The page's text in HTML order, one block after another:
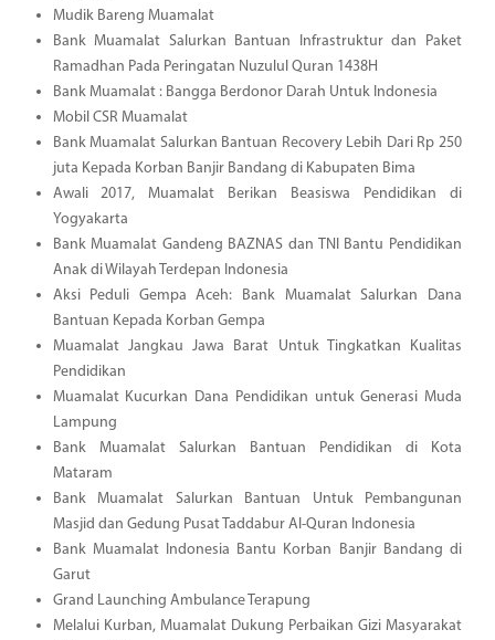
Mudik Bareng Muamalat
Bank Muamalat Salurkan Bantuan Infrastruktur dan Paket
Ramadhan Pada Peringatan Nuzulul Quran 1438H
Bank Muamalat : Bangga Berdonor Darah Untuk Indonesia
Mobil CSR Muamalat
Bank Muamalat Salurkan Bantuan Recovery Lebih Dari Rp 250
juta Kepada Korban Banjir Bandang di Kabupaten Bima
Awali 2017, Muamalat Berikan Beasiswa Pendidikan di
Yogyakarta
Bank Muamalat Gandeng BAZNAS dan TNI Bantu Pendidikan
Anak di Wilayah Terdepan Indonesia
Aksi Peduli Gempa Aceh: Bank Muamalat Salurkan Dana
Bantuan Kepada Korban Gempa
Muamalat Jangkau Jawa Barat Untuk Tingkatkan Kualitas
Pendidikan
Muamalat Kucurkan Dana Pendidikan untuk Generasi Muda
Lampung
Bank Muamalat Salurkan Bantuan Pendidikan di Kota
Mataram
Bank Muamalat Salurkan Bantuan Untuk Pembangunan
Masjid dan Gedung Pusat Taddabur Al-Quran Indonesia
Bank Muamalat Indonesia Bantu Korban Banjir Bandang di
Garut
Grand Launching Ambulance Terapung
Melalui Kurban, Muamalat Dukung Perbaikan Gizi Masyarakat